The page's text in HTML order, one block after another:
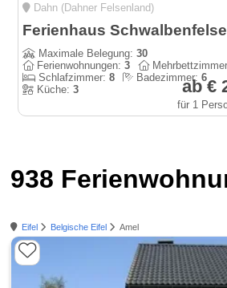
Dahn (Dahner Felsenland)
Maximale Belegung:30
Ferienwohnungen:3
Schlafzimmer:8 Badezimmer:6
Küche:3 ab €
für 1
938
Eifel Belgische Eifel Amel